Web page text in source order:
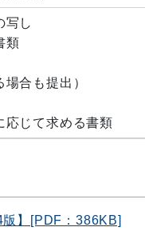
写し
類
合も提出）
応じて求める書類
】[PDF：386KB]